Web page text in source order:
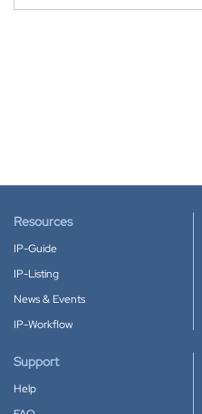
Resources
IP-Guide
IP-Listing
News & Events
IP-Workflow
Support
Help